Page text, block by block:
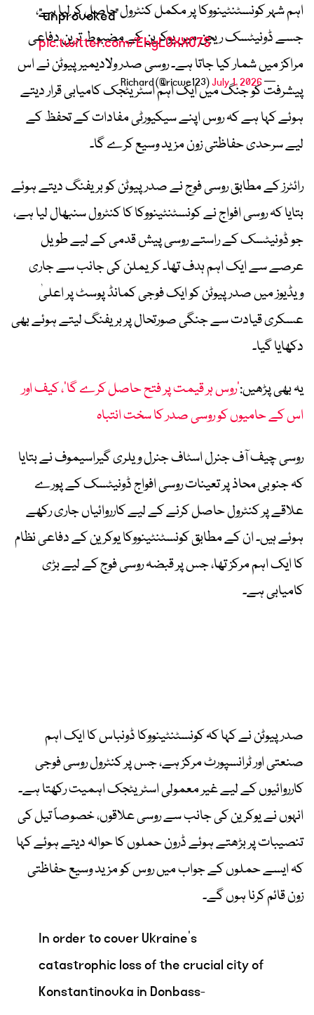
"unprovoked"
pic.twitter.com/EhgLOXXO7S
— Richard (@ricwe123)
July 1, 2026
اہم شہر کونسٹنٹینووکا پر مکمل کنٹرول حاصل کر لیا ہے،
جسے ڈونیٹسک ریجن میں یوکرین کے مضبوط ترین دفاعی
مراکز میں شمار کیا جاتا ہے۔ روسی صدر ولادیمیر پیوٹن نے اس
پیشرفت کو جنگ میں ایک اہم اسٹریٹجک کامیابی قرار دیتے
ہوئے کہا ہے کہ روس اپنے سیکیورٹی مفادات کے تحفظ کے
لیے سرحدی حفاظتی زون مزید وسیع کرے گا۔
رائٹرز کے مطابق روسی فوج نے صدر پیوٹن کو بریفنگ دیتے ہوئے
بتایا کہ روسی افواج نے کونسٹنٹینووکا کا کنٹرول سنبھال لیا ہے،
جو ڈونیٹسک کے راستے روسی پیش قدمی کے لیے طویل
عرصے سے ایک اہم ہدف تھا۔ کریملن کی جانب سے جاری
ویڈیوز میں صدر پیوٹن کو ایک فوجی کمانڈ پوسٹ پر اعلیٰ
عسکری قیادت سے جنگی صورتحال پر بریفنگ لیتے ہوئے بھی
دکھایا گیا۔
یہ بھی پڑھیں:’روس ہر قیمت پر فتح حاصل کرے گا‘، کیف اور
اس کے حامیوں کو روسی صدر کا سخت انتباہ
روسی چیف آف جنرل اسٹاف جنرل ویلری گیراسیموف نے بتایا
کہ جنوبی محاذ پر تعینات روسی افواج ڈونیٹسک کے پورے
علاقے پر کنٹرول حاصل کرنے کے لیے کارروائیاں جاری رکھے
ہوئے ہیں۔ ان کے مطابق کونسٹنٹینووکا یوکرین کے دفاعی نظام
کا ایک اہم مرکز تھا، جس پر قبضہ روسی فوج کے لیے بڑی
کامیابی ہے۔
صدر پیوٹن نے کہا کہ کونسٹنٹینووکا ڈونباس کا ایک اہم
صنعتی اور ٹرانسپورٹ مرکز ہے، جس پر کنٹرول روسی فوجی
کارروائیوں کے لیے غیر معمولی اسٹریٹجک اہمیت رکھتا ہے۔
انہوں نے یوکرین کی جانب سے روسی علاقوں، خصوصاً تیل کی
تنصیبات پر بڑھتے ہوئے ڈرون حملوں کا حوالہ دیتے ہوئے کہا
کہ ایسے حملوں کے جواب میں روس کو مزید وسیع حفاظتی
زون قائم کرنا ہوں گے۔
In order to cover Ukraine's
catastrophic loss of the crucial city of
Konstantinovka in Donbass-